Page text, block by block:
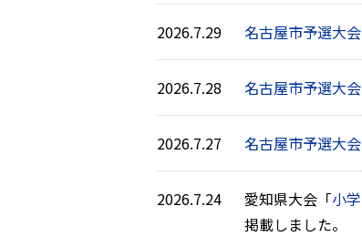
2026.7.29 名古屋市予選大
2026.7.28 名古屋市予選大
2026.7.27 名古屋市予選大
2026.7.24 愛知県大会「小
掲載しました。